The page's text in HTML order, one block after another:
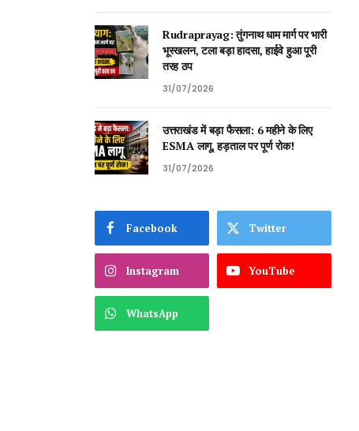
Rudraprayag: तुंगनाथ धाम मार्ग पर भारी
भूस्खलन, टला बड़ा हादसा, हाईवे हुआ पूरी
तरह ठप
31/07/2026
उत्तराखंड में बड़ा फैसला: 6 महीने के लिए
ESMA लागू, हड़ताल पर पूर्ण रोक!
31/07/2026
Facebook Twitter
Instagram YouTube
WhatsApp